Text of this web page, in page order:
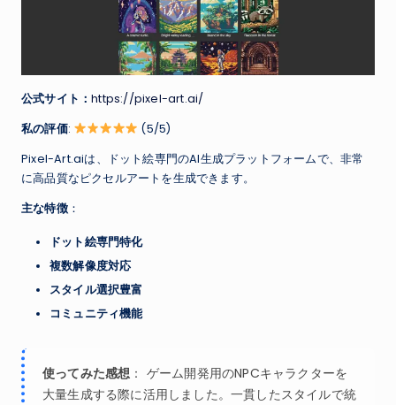
公式サイト：https://pixel-art.ai/
私の評価:
(5/5)
Pixel-Art.aiは、ドット絵専門のAI生成プラットフォームで、非常
に高品質なピクセルアートを生成できます。
主な特徴：
ドット絵専門特化
複数解像度対応
スタイル選択豊富
コミュニティ機能
使ってみた感想 ： ゲーム開発用のNPCキャラクターを
大量生成する際に活用しました。一貫したスタイルで統